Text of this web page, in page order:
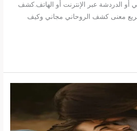
أو الدردشة عبر الإنترنت أو الهاتف.كشف
معنى كشف الروحاني مجاني وكيف